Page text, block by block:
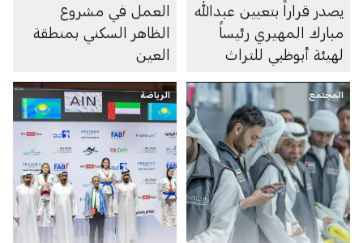
يصدر قراراً بتعيين عبدالله
مبارك المهيري رئيساً
لهيئة أبوظبي للتراث
العمل في مشروع
الظاهر السكني بمنطقة
العين
المجتمع الرياضة